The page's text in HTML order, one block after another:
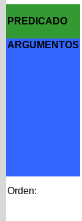
PREDICADO
ARGUMENTOS
Orden: